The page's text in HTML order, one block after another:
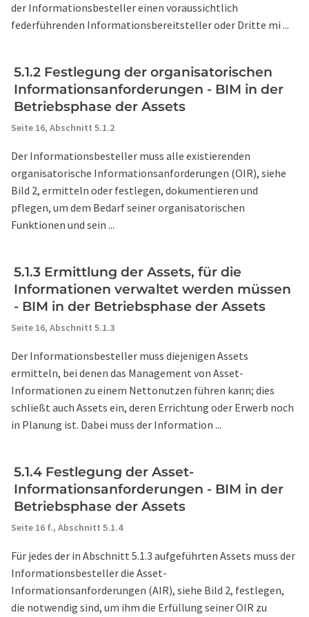
der Informationsbesteller einen voraussichtlich
federführenden Informationsbereitsteller oder Dritte mi ...
5.1.2 Festlegung der organisatorischen
Informationsanforderungen - BIM in der
Betriebsphase der Assets
Seite 16, Abschnitt 5.1.2
Der Informationsbesteller muss alle existierenden
organisatorische Informationsanforderungen (OIR), siehe
Bild 2, ermitteln oder festlegen, dokumentieren und
pflegen, um dem Bedarf seiner organisatorischen
Funktionen und sein ...
5.1.3 Ermittlung der Assets, für die
Informationen verwaltet werden müssen
- BIM in der Betriebsphase der Assets
Seite 16, Abschnitt 5.1.3
Der Informationsbesteller muss diejenigen Assets
ermitteln, bei denen das Management von Asset-
Informationen zu einem Nettonutzen führen kann; dies
schließt auch Assets ein, deren Errichtung oder Erwerb noch
in Planung ist. Dabei muss der Information ...
5.1.4 Festlegung der Asset-
Informationsanforderungen - BIM in der
Betriebsphase der Assets
Seite 16 f., Abschnitt 5.1.4
Für jedes der in Abschnitt 5.1.3 aufgeführten Assets muss der
Informationsbesteller die Asset-
Informationsanforderungen (AIR), siehe Bild 2, festlegen,
die notwendig sind, um ihm die Erfüllung seiner OIR zu